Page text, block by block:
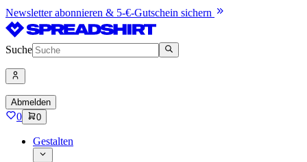
Newsletter abonnieren & 5-€-Gutschein sichern
Suche
Abmelden
0 0
Gestalten